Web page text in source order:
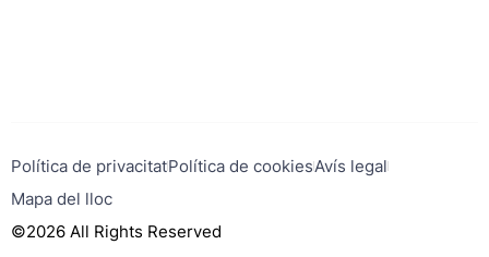
Política de privacitatPolítica de cookiesAvís legal
Mapa del lloc
©2026 All Rights Reserved